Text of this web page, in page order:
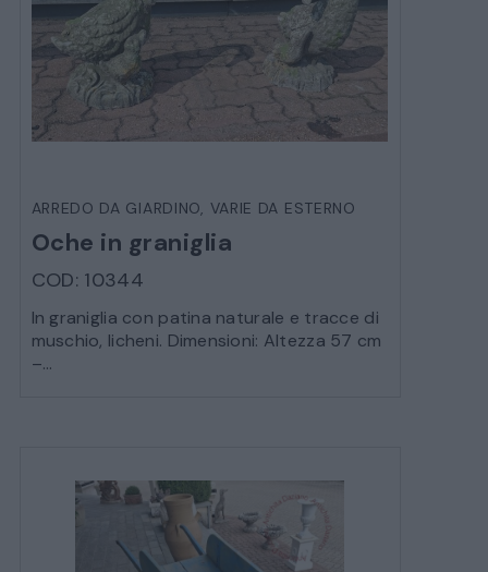
ARREDO DA GIARDINO, VARIE DA ESTERNO
Oche in graniglia
COD: 10344
In graniglia con patina naturale e tracce di
muschio, licheni. Dimensioni: Altezza 57 cm
–...